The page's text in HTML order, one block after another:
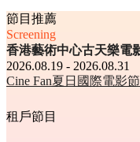
節目推薦
Screening
香港藝術中心古天樂電
2026.08.19 - 2026.08.31
Cine Fan夏日國際電影
租戶節目